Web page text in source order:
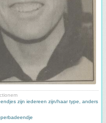
zijn iedereen zijn/haar type, anders